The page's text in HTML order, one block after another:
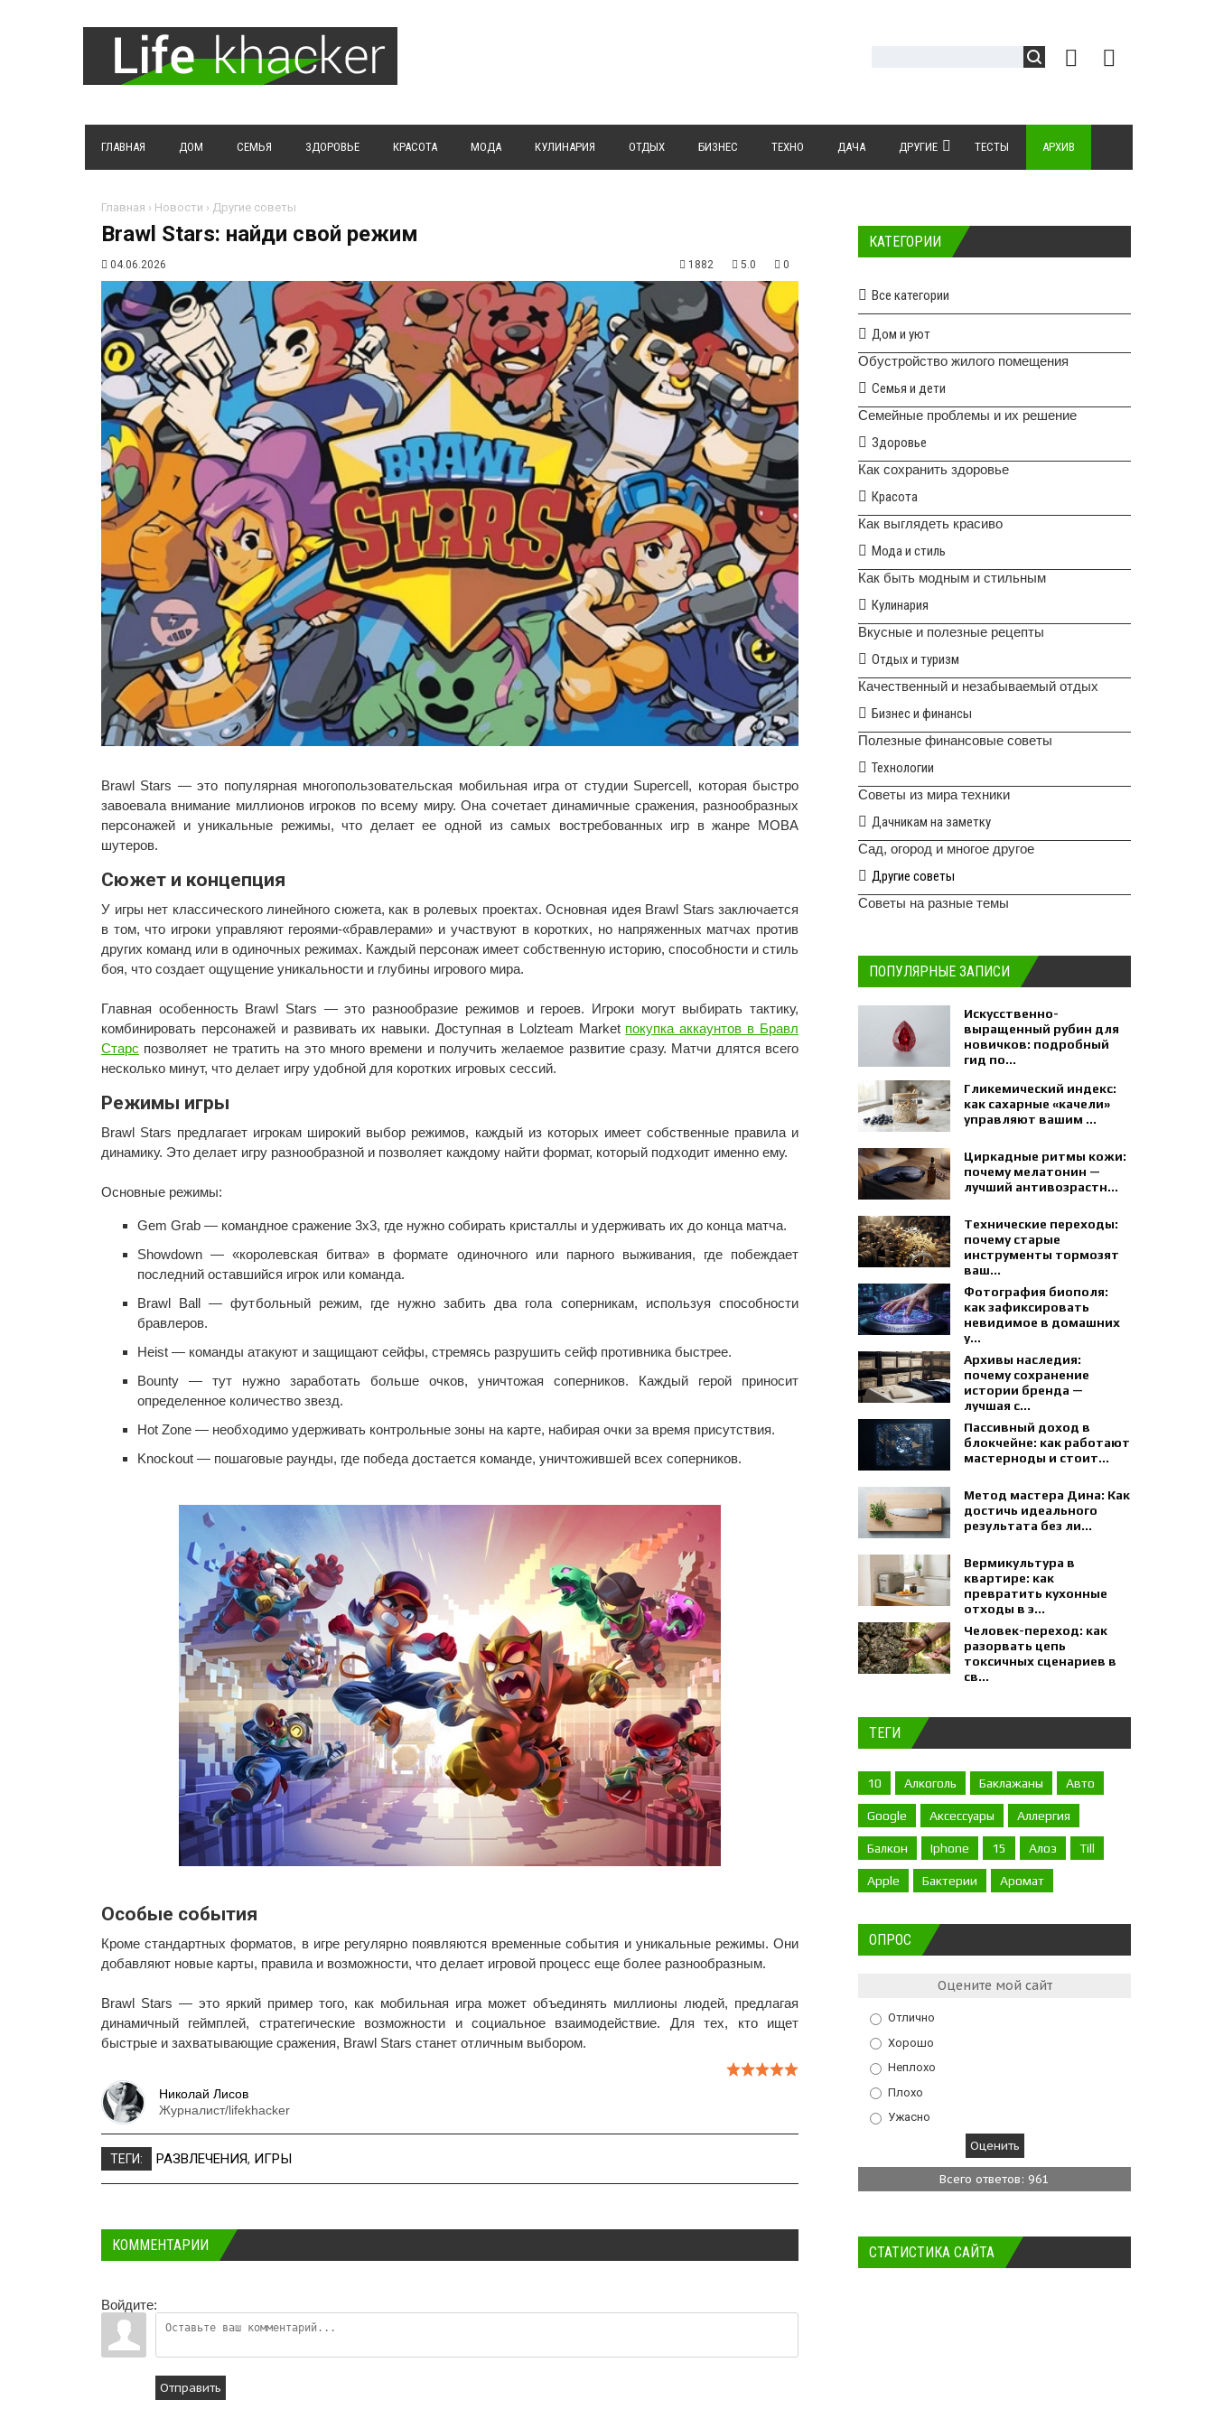
ГЛАВНАЯ ДОМ СЕМЬЯ ЗДОРОВЬЕ КРАСОТА МОДА КУЛИНАРИЯ ОТДЫХ БИЗНЕС ТЕХНО ДАЧА ДРУГИЕ ТЕСТЫ АРХИВ
Главная › Новости › Другие советы
Brawl Stars: найди свой режим
04.06.2026 1882 5.0 0
Brawl Stars — это популярная многопользовательская мобильная игра от студии Supercell, которая быстро
завоевала внимание миллионов игроков по всему миру. Она сочетает динамичные сражения, разнообразных
персонажей и уникальные режимы, что делает ее одной из самых востребованных игр в жанре MOBA
шутеров.
Сюжет и концепция
У игры нет классического линейного сюжета, как в ролевых проектах. Основная идея Brawl Stars заключается
в том, что игроки управляют героями-«бравлерами» и участвуют в коротких, но напряженных матчах против
других команд или в одиночных режимах. Каждый персонаж имеет собственную историю, способности и стиль
боя, что создает ощущение уникальности и глубины игрового мира.
Главная особенность Brawl Stars — это разнообразие режимов и героев. Игроки могут выбирать тактику,
комбинировать персонажей и развивать их навыки. Доступная в Lolzteam Market покупка аккаунтов в Бравл
Старс позволяет не тратить на это много времени и получить желаемое развитие сразу. Матчи длятся всего
несколько минут, что делает игру удобной для коротких игровых сессий.
Режимы игры
Brawl Stars предлагает игрокам широкий выбор режимов, каждый из которых имеет собственные правила и
динамику. Это делает игру разнообразной и позволяет каждому найти формат, который подходит именно ему.
Основные режимы:
Gem Grab — командное сражение 3х3, где нужно собирать кристаллы и удерживать их до конца матча.
Showdown — «королевская битва» в формате одиночного или парного выживания, где побеждает
последний оставшийся игрок или команда.
Brawl Ball — футбольный режим, где нужно забить два гола соперникам, используя способности
бравлеров.
Heist — команды атакуют и защищают сейфы, стремясь разрушить сейф противника быстрее.
Bounty — тут нужно заработать больше очков, уничтожая соперников. Каждый герой приносит
определенное количество звезд.
Hot Zone — необходимо удерживать контрольные зоны на карте, набирая очки за время присутствия.
Knockout — пошаговые раунды, где победа достается команде, уничтожившей всех соперников.
Особые события
Кроме стандартных форматов, в игре регулярно появляются временные события и уникальные режимы. Они
добавляют новые карты, правила и возможности, что делает игровой процесс еще более разнообразным.
Brawl Stars — это яркий пример того, как мобильная игра может объединять миллионы людей, предлагая
динамичный геймплей, стратегические возможности и социальное взаимодействие. Для тех, кто ищет
быстрые и захватывающие сражения, Brawl Stars станет отличным выбором.
Николай Лисов
Журналист/lifekhacker
ТЕГИ: РАЗВЛЕЧЕНИЯ, ИГРЫ
КОММЕНТАРИИ
Войдите:
Отправить
КАТЕГОРИИ
Все категории
Дом и уют
Обустройство жилого помещения
Семья и дети
Семейные проблемы и их решение
Здоровье
Как сохранить здоровье
Красота
Как выглядеть красиво
Мода и стиль
Как быть модным и стильным
Кулинария
Вкусные и полезные рецепты
Отдых и туризм
Качественный и незабываемый отдых
Бизнес и финансы
Полезные финансовые советы
Технологии
Советы из мира техники
Дачникам на заметку
Сад, огород и многое другое
Другие советы
Советы на разные темы
ПОПУЛЯРНЫЕ ЗАПИСИ
Искусственно-
выращенный рубин для
новичков: подробный
гид по...
Гликемический индекс:
как сахарные «качели»
управляют вашим ...
Циркадные ритмы кожи:
почему мелатонин —
лучший антивозрастн...
Технические переходы:
почему старые
инструменты тормозят
ваш...
Фотография биополя:
как зафиксировать
невидимое в домашних
у...
Архивы наследия:
почему сохранение
истории бренда —
лучшая с...
Пассивный доход в
блокчейне: как работают
мастерноды и стоит...
Метод мастера Дина: Как
достичь идеального
результата без ли...
Вермикультура в
квартире: как
превратить кухонные
отходы в э...
Человек-переход: как
разорвать цепь
токсичных сценариев в
св...
ТЕГИ
10 Алкоголь Баклажаны Авто
Google Аксессуары Аллергия
Балкон Iphone 15 Алоэ Till
Apple Бактерии Аромат
ОПРОС
Оцените мой сайт
Отлично
Хорошо
Неплохо
Плохо
Ужасно
Всего ответов: 961
СТАТИСТИКА САЙТА